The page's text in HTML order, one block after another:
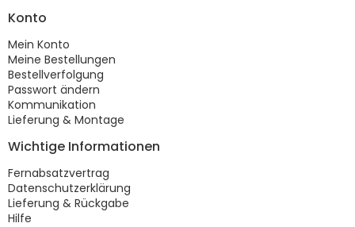
Konto
Mein Konto
Meine Bestellungen
Bestellverfolgung
Passwort ändern
Kommunikation
Lieferung & Montage
Wichtige Informationen
Fernabsatzvertrag
Datenschutzerklärung
Lieferung & Rückgabe
Hilfe